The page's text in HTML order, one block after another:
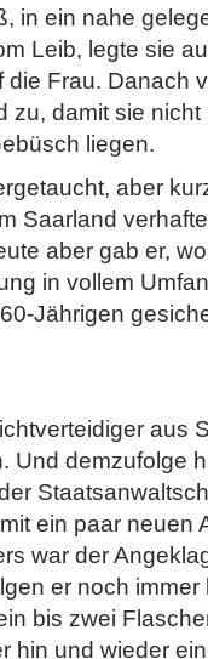
in ein nahe
Leib, legte sie
Frau. Danach
zu, damit sie
liegen.
aber
Saarland
aber gab er,
in vollem
Jährigen
aus
Und demzufolge
ein paar neuen
war der
er noch
bis zwei
hin und wieder